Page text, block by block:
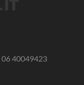
40049423